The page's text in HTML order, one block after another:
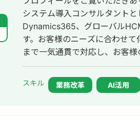
更 【実績効果】 行動平準化を実現→昨年対比+12%の売上増 ②SaaSソフトウ
ェア会社様〜Sales Cloud,CRMA大規模SFA
・SFAとしてSalesCloudを新
しく売上予測を立てられる環
Biztelを連携し分散していた名
ートでの管理会計をCRMAにリ
測できる基盤構築を実現 【実績効果】 作業効率の改善及びナレッジの共有で
システム導入コンサルタント
Dynamics365、グローバル
す。お客様のニーズに合わせ
まで一気通貫で対応し、お客
ように邁進いたしますのでど
スキル 業務改革 AI活用